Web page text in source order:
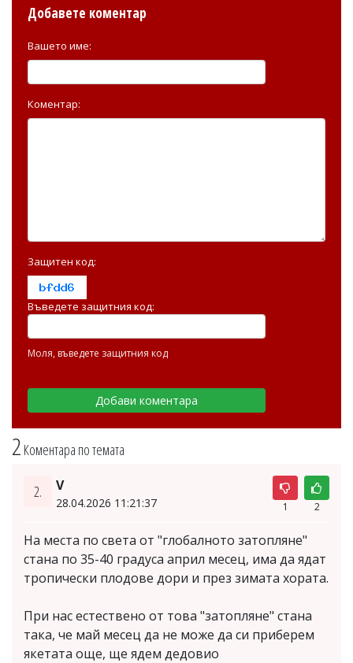
2 Коментара по темата
2. V
28.04.2026 11:21:37 1 2
На места по света от "глобалното затопляне"
стана по 35-40 градуса април месец, има да ядат
тропически плодове дори и през зимата хората.
При нас естествено от това "затопляне" стана
така, че май месец да не може да си приберем
якетата още, ще ядем дедовио
Добавете коментар
Вашето име:
Коментар:
Защитен код:
Въведете защитния код:
Моля, въведете защитния код